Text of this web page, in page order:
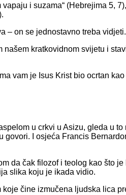
i suzama“ (Hebrejima 5,
– on se jednostavno treba vidjeti.
kratkovidnom svijetu i
vam je Isus Krist bio ocrtan kao
u crkvi u Asizu, gleda u
I osjeća Francis
da čak filozof i teolog kao što
slika koju je ikada vidio.
čine izmučena ljudska lica